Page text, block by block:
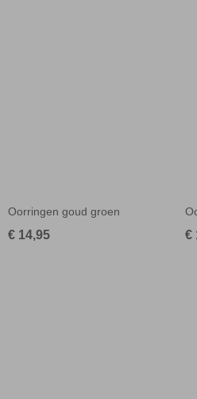
Oorringen goud groen
€ 14,95 €